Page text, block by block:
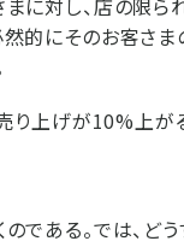
に対し、店の限
然的にそのお客さ
り上げが10%上が
である。では、ど